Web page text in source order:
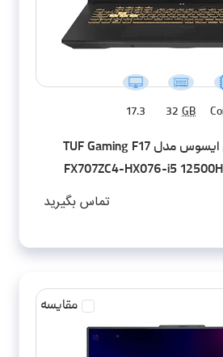
32 GB
17.3
لپ تاپ 17.3 اینچی ایسوس مدل TUF Gaming F17
FX707ZC4-HX076-i5
تماس بگیرید
مقایسه